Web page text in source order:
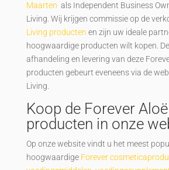
Maarten als Independent Business
Living. Wij krijgen commissie op de
Living producten en zijn uw ideale
hoogwaardige producten wilt kopen.
afhandeling en levering van deze
producten gebeurt eveneens via de
Living.
Koop de Forever
producten in onze
Op onze website vindt u het meest
hoogwaardige Forever